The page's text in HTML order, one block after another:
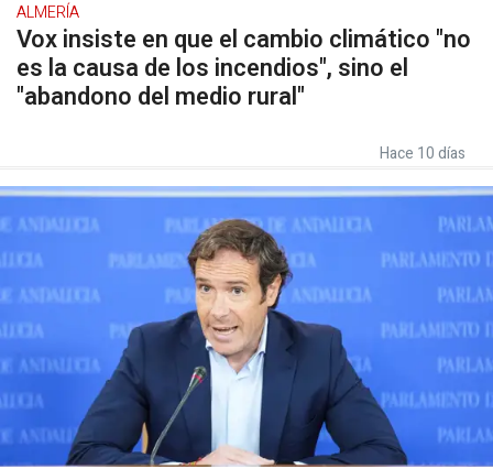
ALMERÍA
Vox insiste en que el cambio climático "no
es la causa de los incendios", sino el
"abandono del medio rural"
Hace 10 días